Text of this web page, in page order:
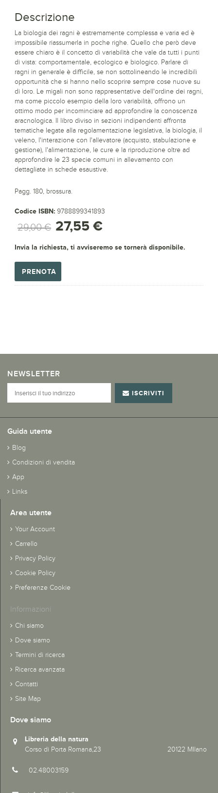
Descrizione
La biologia dei ragni è estremamente complessa e varia ed è
impossibile riassumerla in poche righe. Quello che però deve
essere chiaro è il concetto di variabilità che vale da tutti i punti
di vista: comportamentale, ecologico e biologico. Parlare di
ragni in generale è difficile, se non sottolineando le incredibili
opportunità che si hanno nello scoprire sempre cose nuove su
di loro. Le migali non sono rappresentative dell'ordine dei ragni,
ma come piccolo esempio della loro variabilità, offrono un
ottimo modo per incominciare ad approfondire la conoscenza
aracnologica. Il libro diviso in sezioni indipendenti affronta
tematiche legate alla regolamentazione legislativa, la biologia, il
veleno, l'interazione con l'allevatore (acquisto, stabulazione e
gestione), l'alimentazione, le cure e la riproduzione oltre ad
approfondire le 23 specie comuni in allevamento con
dettagliate in schede esaustive.
Pagg. 180, brossura.
Codice ISBN: 9788899341893
29,00 € 27,55 €
Invia la richiesta, ti avviseremo se tornerà disponibile.
PRENOTA
NEWSLETTER
ISCRIVITI
Guida utente
Blog
Condizioni di vendita
App
Links
Area utente
Your Account
Carrello
Privacy Policy
Cookie Policy
Preferenze Cookie
Informazioni
Chi siamo
Dove siamo
Termini di ricerca
Ricerca avanzata
Contatti
Site Map
Dove siamo
Libreria della natura
Corso di Porta Romana,23 20122 MIlano
02.48003159